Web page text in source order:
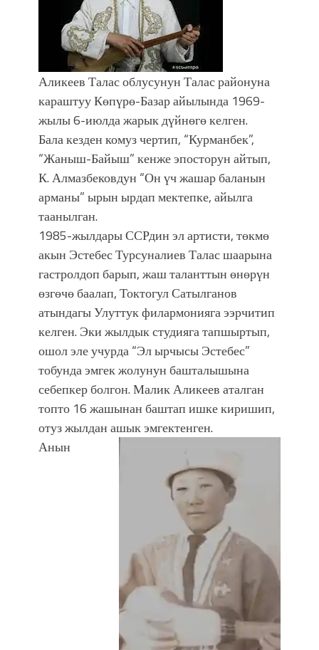
Аликеев Талас облусунун Талас районуна
караштуу Көпүрө-Базар айылында 1969-
жылы 6-июлда жарык дүйнөгө келген.
Бала кезден комуз чертип, “Курманбек”,
“Жаныш-Байыш” кенже эпосторун айтып,
К. Алмазбековдун “Он үч жашар баланын
арманы” ырын ырдап мектепке, айылга
таанылган.
1985-жылдары ССРдин эл артисти, төкмө
акын Эстебес Турсуналиев Талас шаарына
гастролдоп барып, жаш таланттын өнөрүн
өзгөчө баалап, Токтогул Сатылганов
атындагы Улуттук филармонияга ээрчитип
келген. Эки жылдык студияга тапшыртып,
ошол эле учурда “Эл ырчысы Эстебес”
тобунда эмгек жолунун башталышына
себепкер болгон. Малик Аликеев аталган
топто 16 жашынан баштап ишке киришип,
отуз жылдан ашык эмгектенген.
Анын